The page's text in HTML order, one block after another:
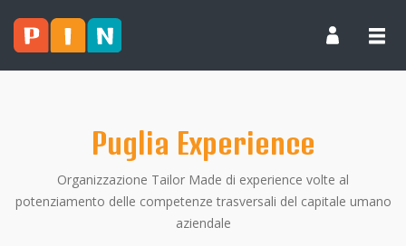
Puglia Experience
Organizzazione Tailor Made di experience volte al
potenziamento delle competenze trasversali del capitale umano
aziendale